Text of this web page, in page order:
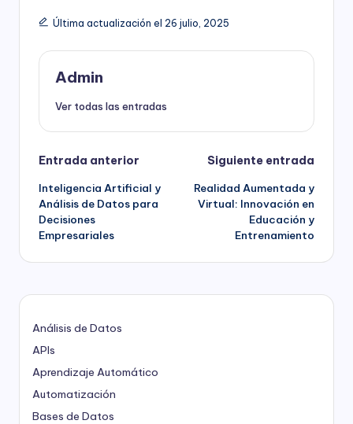
Última actualización el 26 julio, 2025
Admin
Ver todas las entradas
Navegación
de
entradas
Entrada anterior
Inteligencia Artificial y
Análisis de Datos para
Decisiones
Empresariales
Siguiente entrada
Realidad Aumentada y
Virtual: Innovación en
Educación y
Entrenamiento
Análisis de Datos
APIs
Aprendizaje Automático
Automatización
Bases de Datos